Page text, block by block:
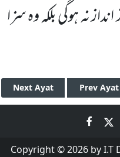
نہ ہوگی بلکہ وہ سزا
Next Ayat Prev Ayat
Copyright © 2026 by I.T